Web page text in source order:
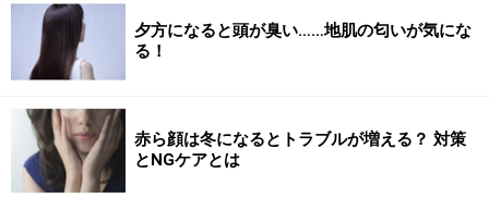
【編集部おすすめの購入サイト】
Amazonで人気のエクササイズ用品をチェック！
楽天市場で人気のエクササイズ用品をチェック！
夕方になると頭が臭い……地肌の匂いが気にな
る！
赤ら顔は冬になるとトラブルが増える？ 対策
とNGケアとは